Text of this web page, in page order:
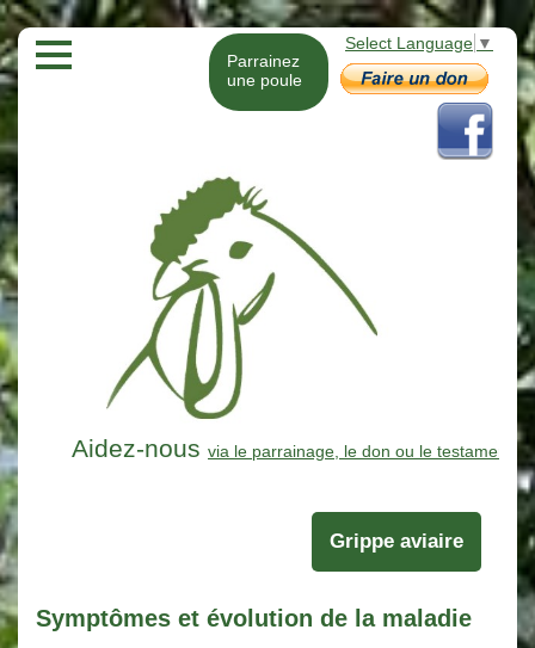
Select Language ▼
Parrainez
une poule
Aidez-nousvia le parrainage, le don ou le testament
Grippe aviaire
Symptômes et évolution de la maladie